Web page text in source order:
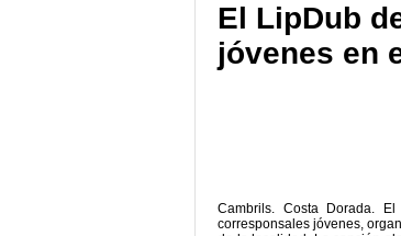
El LipDub
jóvenes en
Cambrils. Costa Dorada.
corresponsales jóvenes,